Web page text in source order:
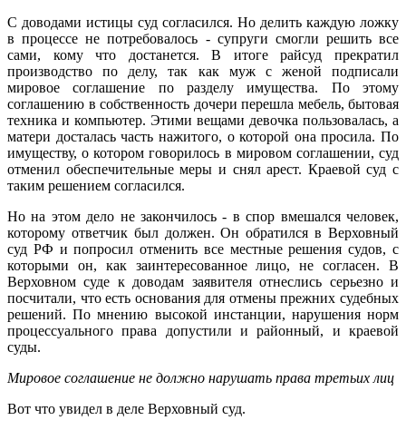
С доводами истицы суд согласился. Но делить каждую ложку
в процессе не потребовалось - супруги смогли решить все
сами, кому что достанется. В итоге райсуд прекратил
производство по делу, так как муж с женой подписали
мировое соглашение по разделу имущества. По этому
соглашению в собственность дочери перешла мебель, бытовая
техника и компьютер. Этими вещами девочка пользовалась, а
матери досталась часть нажитого, о которой она просила. По
имуществу, о котором говорилось в мировом соглашении, суд
отменил обеспечительные меры и снял арест. Краевой суд с
таким решением согласился.
Но на этом дело не закончилось - в спор вмешался человек,
которому ответчик был должен. Он обратился в Верховный
суд РФ и попросил отменить все местные решения судов, с
которыми он, как заинтересованное лицо, не согласен. В
Верховном суде к доводам заявителя отнеслись серьезно и
посчитали, что есть основания для отмены прежних судебных
решений. По мнению высокой инстанции, нарушения норм
процессуального права допустили и районный, и краевой
суды.
Мировое соглашение не должно нарушать права третьих лиц
Вот что увидел в деле Верховный суд.